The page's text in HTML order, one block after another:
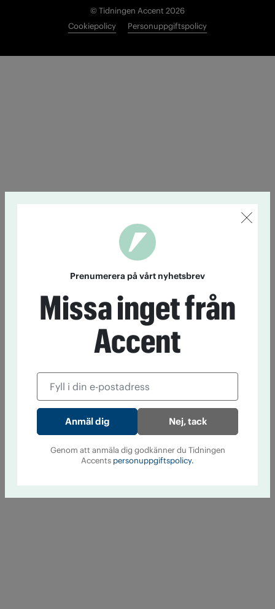
© Tidningen Accent 2026
Cookiepolicy
Personuppgiftspolicy
Prenumerera på vårt nyhetsbrev
Missa inget från
Accent
Nej, tack
Genom att anmäla dig godkänner du Tidningen
Accents personuppgiftspolicy.